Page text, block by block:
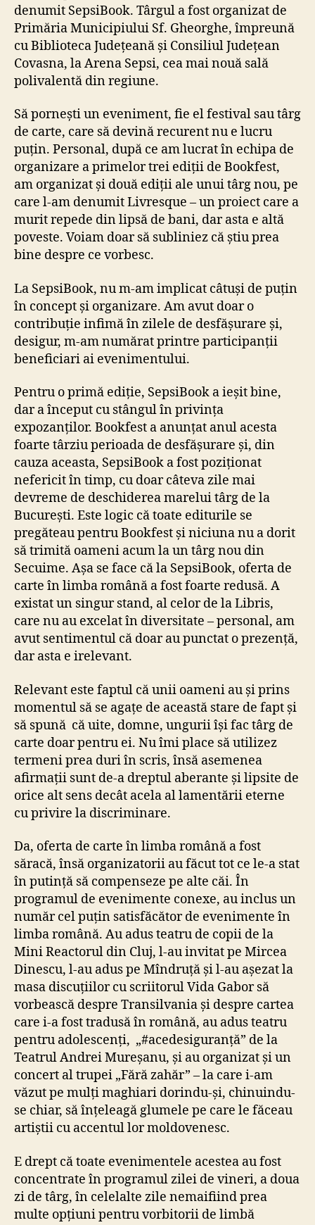
denumit SepsiBook. Târgul a fost organizat de
Primăria Municipiului Sf. Gheorghe, împreună
cu Biblioteca Județeană și Consiliul Județean
Covasna, la Arena Sepsi, cea mai nouă sală
polivalentă din regiune.
Să pornești un eveniment, fie el festival sau târg
de carte, care să devină recurent nu e lucru
puțin. Personal, după ce am lucrat în echipa de
organizare a primelor trei ediții de Bookfest,
am organizat și două ediții ale unui târg nou, pe
care l-am denumit Livresque – un proiect care a
murit repede din lipsă de bani, dar asta e altă
poveste. Voiam doar să subliniez că știu prea
bine despre ce vorbesc.
La SepsiBook, nu m-am implicat câtuși de puțin
în concept și organizare. Am avut doar o
contribuție infimă în zilele de desfășurare și,
desigur, m-am numărat printre participanții
beneficiari ai evenimentului.
Pentru o primă ediție, SepsiBook a ieșit bine,
dar a început cu stângul în privința
expozanților. Bookfest a anunțat anul acesta
foarte târziu perioada de desfășurare și, din
cauza aceasta, SepsiBook a fost poziționat
nefericit în timp, cu doar câteva zile mai
devreme de deschiderea marelui târg de la
București. Este logic că toate editurile se
pregăteau pentru Bookfest și niciuna nu a dorit
să trimită oameni acum la un târg nou din
Secuime. Așa se face că la SepsiBook, oferta de
carte în limba română a fost foarte redusă. A
existat un singur stand, al celor de la Libris,
care nu au excelat în diversitate – personal, am
avut sentimentul că doar au punctat o prezență,
dar asta e irelevant.
Relevant este faptul că unii oameni au și prins
momentul să se agațe de această stare de fapt și
să spună că uite, domne, ungurii își fac târg de
carte doar pentru ei. Nu îmi place să utilizez
termeni prea duri în scris, însă asemenea
afirmații sunt de-a dreptul aberante și lipsite de
orice alt sens decât acela al lamentării eterne
cu privire la discriminare.
Da, oferta de carte în limba română a fost
săracă, însă organizatorii au făcut tot ce le-a stat
în putință să compenseze pe alte căi. În
programul de evenimente conexe, au inclus un
număr cel puțin satisfăcător de evenimente în
limba română. Au adus teatru de copii de la
Mini Reactorul din Cluj, l-au invitat pe Mircea
Dinescu, l-au adus pe Mîndruță și l-au așezat la
masa discuțiilor cu scriitorul Vida Gabor să
vorbească despre Transilvania și despre cartea
care i-a fost tradusă în română, au adus teatru
pentru adolescenți, „#acedesiguranță” de la
Teatrul Andrei Mureșanu, și au organizat și un
concert al trupei „Fără zahăr” – la care i-am
văzut pe mulți maghiari dorindu-și, chinuindu-
se chiar, să înțeleagă glumele pe care le făceau
artiștii cu accentul lor moldovenesc.
E drept că toate evenimentele acestea au fost
concentrate în programul zilei de vineri, a doua
zi de târg, în celelalte zile nemaifiind prea
multe opțiuni pentru vorbitorii de limbă